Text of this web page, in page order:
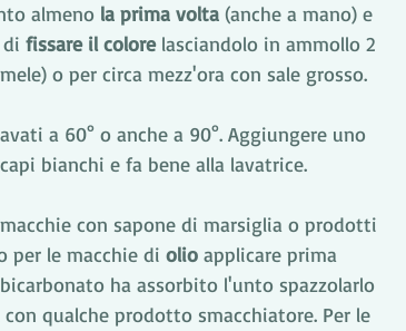
almeno la prima volta (anche a mano) e
fissare il colore lasciandolo in ammollo 2
o per circa mezz'ora con sale grosso.
a 60° o anche a 90°. Aggiungere uno
bianchi e fa bene alla lavatrice.
con sapone di marsiglia o prodotti
per le macchie di olio applicare prima
ha assorbito l'unto spazzolarlo
qualche prodotto smacchiatore. Per le